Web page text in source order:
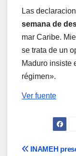
Las
semana de
mar Caribe.
se trata de un
Maduro insiste
régimen».
Ver fuente
INAMEH